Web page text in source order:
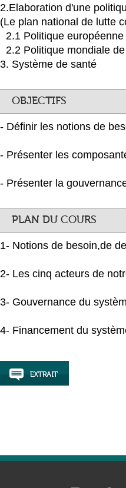
2.Elaboration d'une
(Le plan national de lutte
2.1 Politique
2.2 Politique mondiale
3. Système de santé
OBJECTIFS
- Définir les notions de
- Présenter les
- Présenter la
PLAN DU COURS
1- Notions de besoin,de
2- Les cinq acteurs de
3- Gouvernance du
4- Financement du